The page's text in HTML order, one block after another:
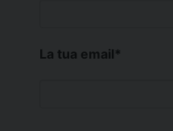
La tua email*